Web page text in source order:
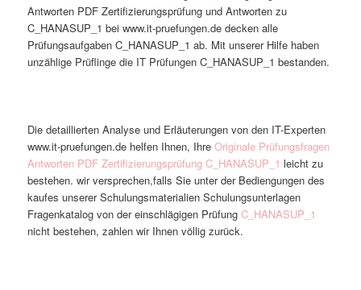
Antworten PDF Zertifizierungsprüfung und Antworten zu
C_HANASUP_1 bei www.it-pruefungen.de decken alle
Prüfungsaufgaben C_HANASUP_1 ab. Mit unserer Hilfe haben
unzählige Prüflinge die IT Prüfungen C_HANASUP_1 bestanden.
Die detaillierten Analyse und Erläuterungen von den IT-Experten
www.it-pruefungen.de helfen Ihnen, IhreOriginale Prüfungsfragen
Antworten PDF Zertifizierungsprüfung C_HANASUP_1 leicht zu
bestehen. wir versprechen,falls Sie unter der Bediengungen des
kaufes unserer Schulungsmaterialien Schulungsunterlagen
Fragenkatalog von der einschlägigen PrüfungC_HANASUP_1
nicht bestehen, zahlen wir Ihnen völlig zurück.